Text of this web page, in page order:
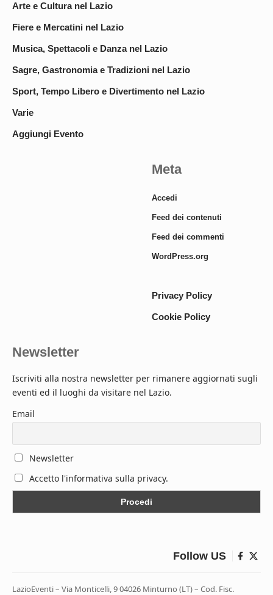
Arte e Cultura nel Lazio
Fiere e Mercatini nel Lazio
Musica, Spettacoli e Danza nel Lazio
Sagre, Gastronomia e Tradizioni nel Lazio
Sport, Tempo Libero e Divertimento nel Lazio
Varie
Aggiungi Evento
Meta
Accedi
Feed dei contenuti
Feed dei commenti
WordPress.org
Privacy Policy
Cookie Policy
Newsletter
Iscriviti alla nostra newsletter per rimanere aggiornati sugli
eventi ed il luoghi da visitare nel Lazio.
Email
Newsletter
Accetto l'informativa sulla privacy.
Follow US
LazioEventi – Via Monticelli, 9 04026 Minturno (LT) – Cod. Fisc.